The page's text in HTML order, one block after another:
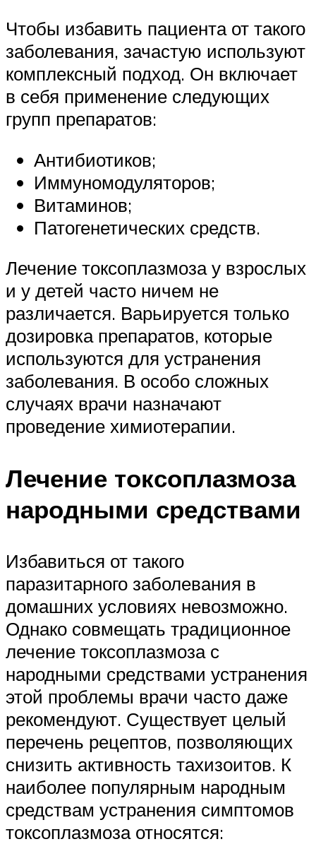
Чтобы избавить пациента от такого
заболевания, зачастую используют
комплексный подход. Он включает
в себя применение следующих
групп препаратов:
Антибиотиков;
Иммуномодуляторов;
Витаминов;
Патогенетических средств.
Лечение токсоплазмоза у взрослых
и у детей часто ничем не
различается. Варьируется только
дозировка препаратов, которые
используются для устранения
заболевания. В особо сложных
случаях врачи назначают
проведение химиотерапии.
Лечение токсоплазмоза
народными средствами
Избавиться от такого
паразитарного заболевания в
домашних условиях невозможно.
Однако совмещать традиционное
лечение токсоплазмоза с
народными средствами устранения
этой проблемы врачи часто даже
рекомендуют. Существует целый
перечень рецептов, позволяющих
снизить активность тахизоитов. К
наиболее популярным народным
средствам устранения симптомов
токсоплазмоза относятся: